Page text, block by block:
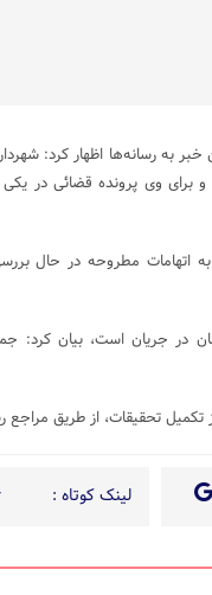
چهارشنبه ۱۰ تیر با اعلام این خبر به رسانه‌ها
برای وی پرونده قضائی در
اتهامات مطروحه در حال
در جریان است، بیان
تکمیل تحقیقات، از طریق
لینک کوتاه :